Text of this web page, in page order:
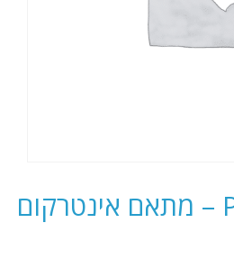
PAL102 DRT – מתאם אינטרקום